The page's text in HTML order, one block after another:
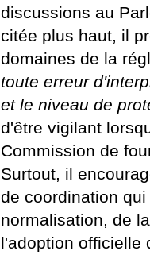
discussions au
citée plus haut, il
domaines de la
toute erreur
et le niveau de
d'être vigilant
Commission de
Surtout, il
de coordination
normalisation, de
l'adoption officielle